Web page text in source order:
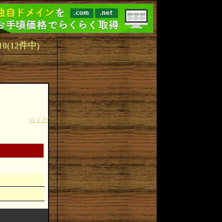
件中)
らくだ